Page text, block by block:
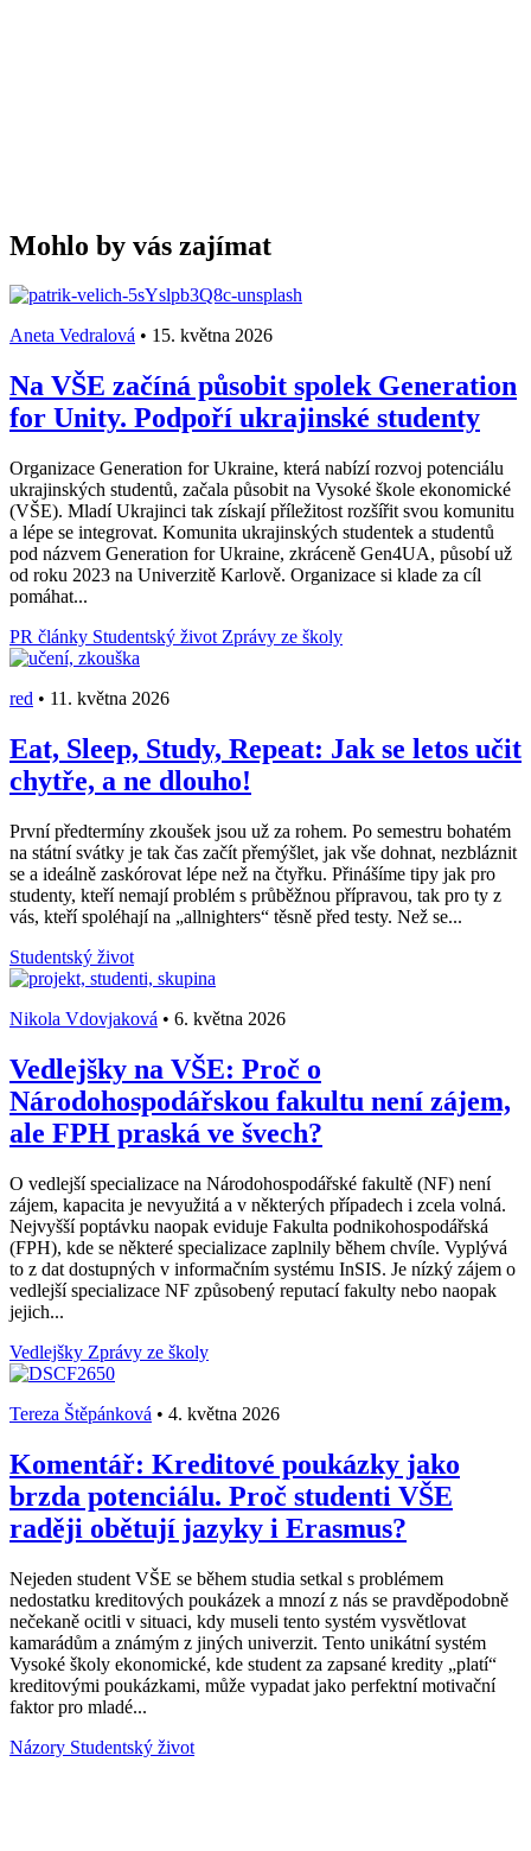
Mohlo by vás zajímat
Aneta Vedralová • 15. května 2026
Na VŠE začíná působit spolek Generation
for Unity. Podpoří ukrajinské studenty
Organizace Generation for Ukraine, která nabízí rozvoj potenciálu
ukrajinských studentů, začala působit na Vysoké škole ekonomické
(VŠE). Mladí Ukrajinci tak získají příležitost rozšířit svou komunitu
a lépe se integrovat. Komunita ukrajinských studentek a studentů
pod názvem Generation for Ukraine, zkráceně Gen4UA, působí už
od roku 2023 na Univerzitě Karlově. Organizace si klade za cíl
pomáhat...
PR články Studentský život Zprávy ze školy
red • 11. května 2026
Eat, Sleep, Study, Repeat: Jak se letos učit
chytře, a ne dlouho!
První předtermíny zkoušek jsou už za rohem. Po semestru bohatém
na státní svátky je tak čas začít přemýšlet, jak vše dohnat, nezbláznit
se a ideálně zaskórovat lépe než na čtyřku. Přinášíme tipy jak pro
studenty, kteří nemají problém s průběžnou přípravou, tak pro ty z
vás, kteří spoléhají na „allnighters“ těsně před testy. Než se...
Studentský život
Nikola Vdovjaková • 6. května 2026
Vedlejšky na VŠE: Proč o
Národohospodářskou fakultu není zájem,
ale FPH praská ve švech?
O vedlejší specializace na Národohospodářské fakultě (NF) není
zájem, kapacita je nevyužitá a v některých případech i zcela volná.
Nejvyšší poptávku naopak eviduje Fakulta podnikohospodářská
(FPH), kde se některé specializace zaplnily během chvíle. Vyplývá
to z dat dostupných v informačním systému InSIS. Je nízký zájem o
vedlejší specializace NF způsobený reputací fakulty nebo naopak
jejich...
Vedlejšky Zprávy ze školy
Tereza Štěpánková • 4. května 2026
Komentář: Kreditové poukázky jako
brzda potenciálu. Proč studenti VŠE
raději obětují jazyky i Erasmus?
Nejeden student VŠE se během studia setkal s problémem
nedostatku kreditových poukázek a mnozí z nás se pravděpodobně
nečekaně ocitli v situaci, kdy museli tento systém vysvětlovat
kamarádům a známým z jiných univerzit. Tento unikátní systém
Vysoké školy ekonomické, kde student za zapsané kredity „platí“
kreditovými poukázkami, může vypadat jako perfektní motivační
faktor pro mladé...
Názory Studentský život